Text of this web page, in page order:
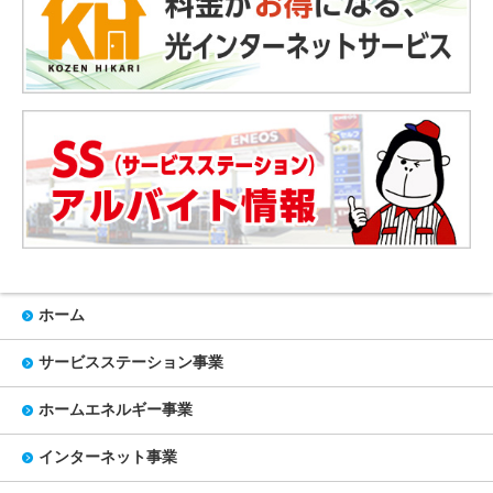
ホーム
サービスステーション事業
ホームエネルギー事業
インターネット事業